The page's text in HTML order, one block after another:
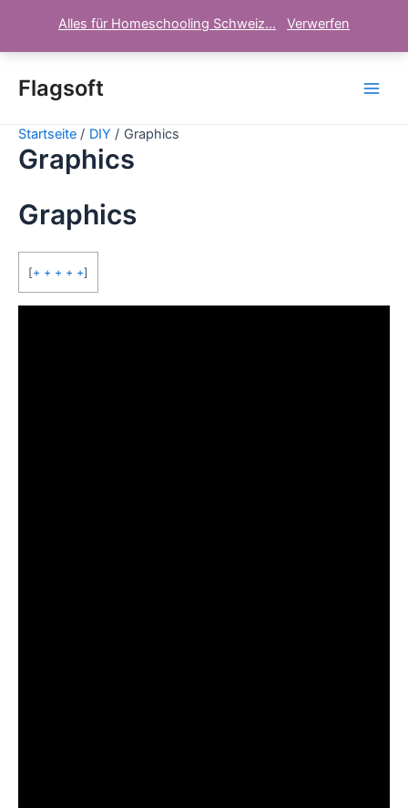
Alles für Homeschooling Schweiz... Verwerfen
Inhalt
springen
Flagsoft
Startseite DIY Graphics
Graphics
Graphics
[+ + + + +]